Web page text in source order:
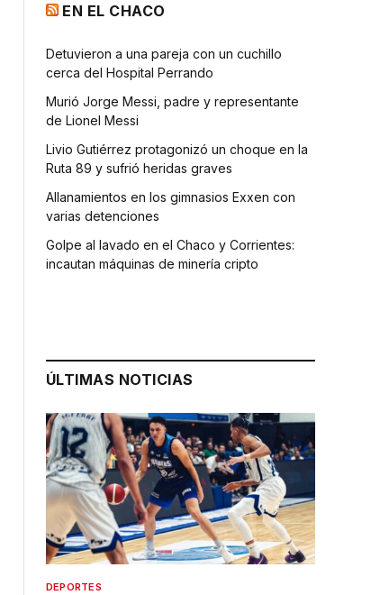
EN EL CHACO
Detuvieron a una pareja con un cuchillo
cerca del Hospital Perrando
Murió Jorge Messi, padre y representante
de Lionel Messi
Livio Gutiérrez protagonizó un choque en la
Ruta 89 y sufrió heridas graves
Allanamientos en los gimnasios Exxen con
varias detenciones
Golpe al lavado en el Chaco y Corrientes:
incautan máquinas de minería cripto
ÚLTIMAS NOTICIAS
DEPORTES